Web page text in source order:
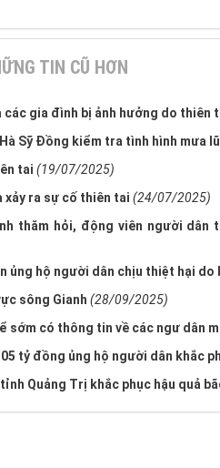
TIN CŨ HƠN
gia đình bị ảnh hưởng do thiên
Sỹ Đồng kiểm tra tình hình mưa
tai (19/07/2025)
xảy ra sự cố thiên tai (24/07/2025)
thăm hỏi, động viên người
ủng hộ người dân chịu thiệt hại do
sông Gianh (28/09/2025)
sớm có thông tin về các ngư dân
tỷ đồng ủng hộ người dân khắc
Quảng Trị khắc phục hậu quả